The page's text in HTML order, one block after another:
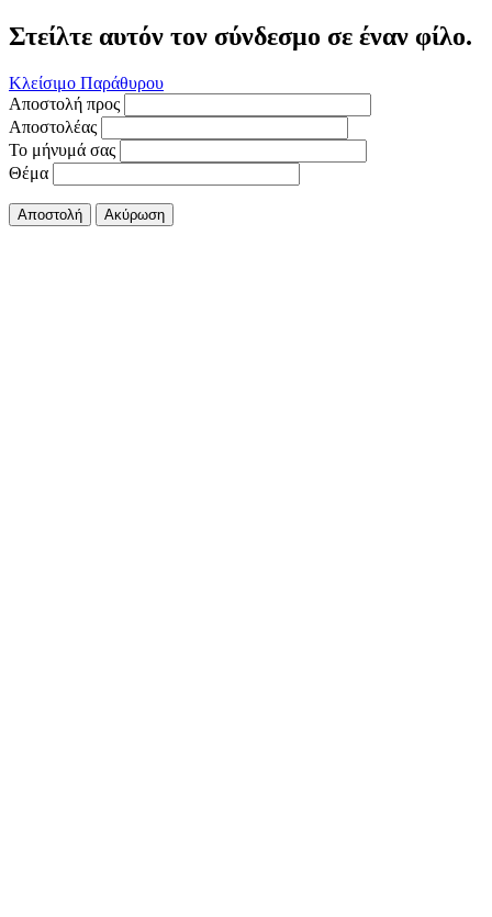
Στείλτε αυτόν τον σύνδεσμο σε έναν φίλο.
Κλείσιμο Παράθυρου
Αποστολή προς
Αποστολέας
Το μήνυμά σας
Θέμα
Αποστολή Ακύρωση